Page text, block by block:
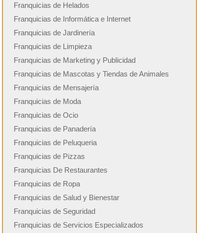
Franquicias de Helados
Franquicias de Informática e Internet
Franquicias de Jardinería
Franquicias de Limpieza
Franquicias de Marketing y Publicidad
Franquicias de Mascotas y Tiendas de Animales
Franquicias de Mensajería
Franquicias de Moda
Franquicias de Ocio
Franquicias de Panadería
Franquicias de Peluqueria
Franquicias de Pizzas
Franquicias De Restaurantes
Franquicias de Ropa
Franquicias de Salud y Bienestar
Franquicias de Seguridad
Franquicias de Servicios Especializados